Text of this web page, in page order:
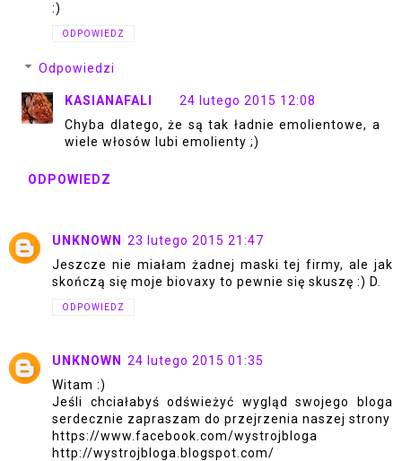
:)
ODPOWIEDZ
Odpowiedzi
KASIANAFALI
24 lutego 2015 12:08
Chyba dlatego, że są tak ładnie emolientowe, a
wiele włosów lubi emolienty ;)
ODPOWIEDZ
UNKNOWN
23 lutego 2015 21:47
Jeszcze nie miałam żadnej maski tej firmy, ale jak
skończą się moje biovaxy to pewnie się skuszę :) D.
ODPOWIEDZ
UNKNOWN
24 lutego 2015 01:35
Witam :)
Jeśli chciałabyś odświeżyć wygląd swojego bloga
serdecznie zapraszam do przejrzenia naszej strony
https://www.facebook.com/wystrojbloga
http://wystrojbloga.blogspot.com/